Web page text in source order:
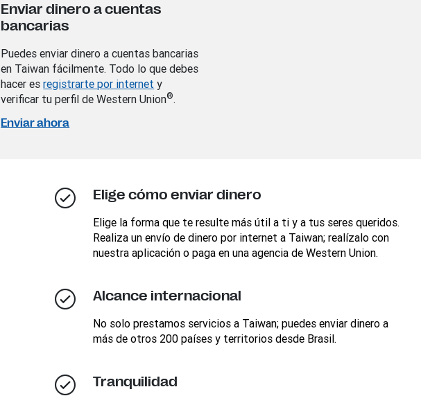
Enviar dinero a cuentas
bancarias
Puedes enviar dinero a cuentas bancarias
en Taiwan fácilmente. Todo lo que debes
hacer esregistrarte por internet y
verificar tu perfil de Western Union®.
Enviar ahora
Elige cómo enviar dinero
Elige la forma que te resulte más útil a ti y a tus seres queridos.
Realiza un envío de dinero por internet a Taiwan; realízalo con
nuestra aplicación o paga en una agencia de Western Union.
Alcance internacional
No solo prestamos servicios a Taiwan; puedes enviar dinero a
más de otros 200 países y territorios desde Brasil.
Tranquilidad